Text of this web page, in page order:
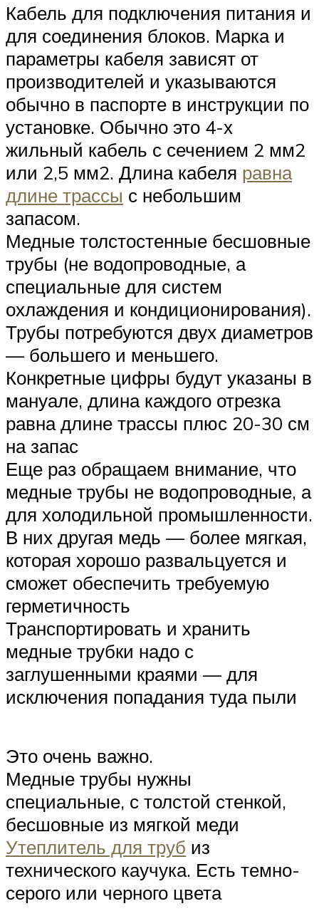
Кабель для подключения питания и
для соединения блоков. Марка и
параметры кабеля зависят от
производителей и указываются
обычно в паспорте в инструкции по
установке. Обычно это 4-х
жильный кабель с сечением 2 мм2
или 2,5 мм2. Длина кабеля равна
длине трассы с небольшим
запасом.
Медные толстостенные бесшовные
трубы (не водопроводные, а
специальные для систем
охлаждения и кондиционирования).
Трубы потребуются двух диаметров
— большего и меньшего.
Конкретные цифры будут указаны в
мануале, длина каждого отрезка
равна длине трассы плюс 20-30 см
на запас
Еще раз обращаем внимание, что
медные трубы не водопроводные, а
для холодильной промышленности.
В них другая медь — более мягкая,
которая хорошо развальцуется и
сможет обеспечить требуемую
герметичность
Транспортировать и хранить
медные трубки надо с
заглушенными краями — для
исключения попадания туда пыли
Это очень важно.
Медные трубы нужны
специальные, с толстой стенкой,
бесшовные из мягкой меди
Утеплитель для труб из
технического каучука. Есть темно-
серого или черного цвета